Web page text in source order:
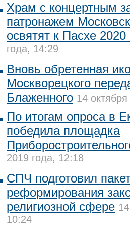
Храм с концертным
патронажем
освятят к Пасхе 2020
года, 14:29
Вновь обретенная
Москворецкого
Блаженного 14
По итогам опроса в
победила площадка
2019 года, 12:18
СПЧ подготовил
реформирования
религиозной сфере
10:24